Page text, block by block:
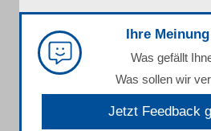
Ihre
Was gefällt
Was sollen wir
Jetzt Feedback